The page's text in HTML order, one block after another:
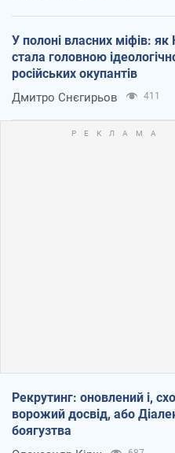
У полоні власних міфів: як
стала головною
російських окупантів
Дмитро Снєгирьов 411
Рекрутинг: оновлений і,
ворожий досвід, або
боягузтва